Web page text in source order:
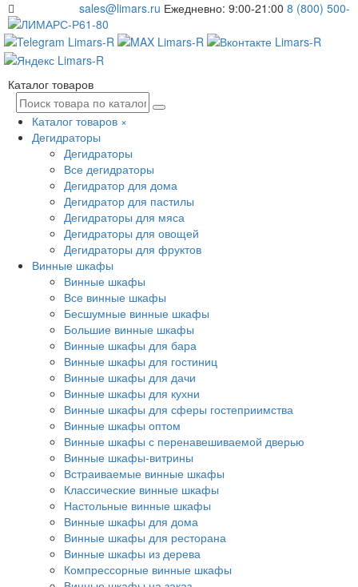
sales@limars.ru Ежедневно: 9:00-21:00 8 (800) 500-
61-80
Каталог товаров
Каталог товаров ×
Дегидраторы
Дегидраторы
Все дегидраторы
Дегидратор для дома
Дегидратор для пастилы
Дегидраторы для мяса
Дегидраторы для овощей
Дегидраторы для фруктов
Винные шкафы
Винные шкафы
Все винные шкафы
Бесшумные винные шкафы
Большие винные шкафы
Винные шкафы для бара
Винные шкафы для гостиниц
Винные шкафы для дачи
Винные шкафы для кухни
Винные шкафы для сферы гостеприимства
Винные шкафы оптом
Винные шкафы с перенавешиваемой дверью
Винные шкафы-витрины
Встраиваемые винные шкафы
Классические винные шкафы
Настольные винные шкафы
Винные шкафы для дома
Винные шкафы для ресторана
Винные шкафы из дерева
Компрессорные винные шкафы